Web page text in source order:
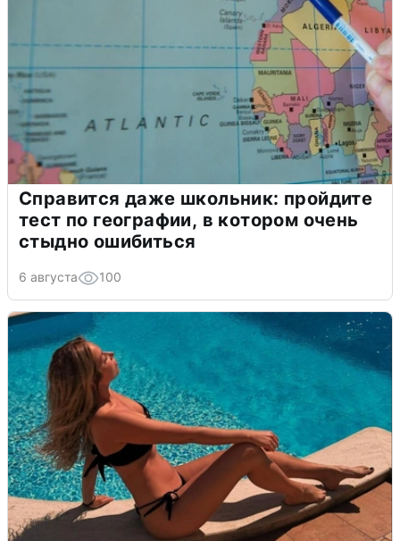
Справится даже школьник: пройдите
тест по географии, в котором очень
стыдно ошибиться
6 августа 100